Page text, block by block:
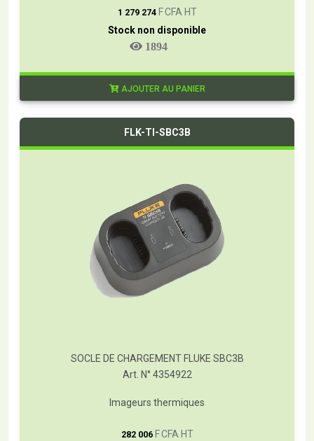
1 279 274 F CFA HT
Stock non disponible
1894
AJOUTER AU PANIER
FLK-TI-SBC3B
SOCLE DE CHARGEMENT FLUKE SBC3B
Art. N° 4354922
Imageurs thermiques
282 006 F CFA HT